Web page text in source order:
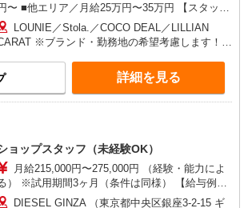
〜 ■他エリア／月給25万円〜35万円 【スタッ
フ】 ■首都圏／月給24万3,800円〜40万円 ■大阪／
給23万3,500円〜35万円 ■京都、兵庫、愛知、岐
阜、福岡／月給22万7,800円〜35万円 ■他エリア／
給22万2,100円〜35万円 固定残業手当含む（1ヶ
あたり20時間）※超過時は追加支給 首都圏エリ
：30,800円 大阪：29,500円 京都、兵庫、愛知、
LOUNIE／Stola.／COCO DEAL／LILLIAN
※ブランド・勤務地の希望考慮します！※
道、宮城（仙台）、愛知、岐阜、大阪、兵庫、京
、和歌山、岡山、広島、愛媛、福岡、長崎、宮
、熊本などの各店舗で募集しています。
大宮店／ルミネ有楽町店 ルミネ立川店／ルミネ町
店／池袋PARCO店／東京スカイツリータウン・
ラマチ店 イクスピアリ店／イオンレイクタウン
／ジョイナス店／テラスモール湘南店 タカシマ
ヤ ゲートタワーモール店／イオンモール各務原イ
詳細を見る
ョップスタッフ（未経験OK）
月給215,000円〜275,000円 （経験・能力によ
） ※試用期間3ヶ月（条件は同様） 【給与例】
月給245,000円 別途、残業代全額支給 (社会人経
DIESEL GINZA （東京都中央区銀座3-2-15 ギ